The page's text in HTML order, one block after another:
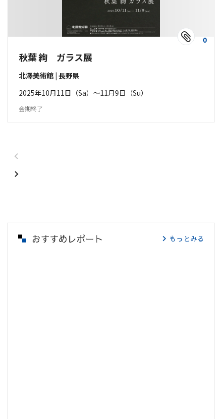
0
秋葉 絢 ガラス展
北澤美術館 | 長野県
2025年10月11日（Sa）〜11月9日（Su）
会期終了
おすすめレポート もっとみる